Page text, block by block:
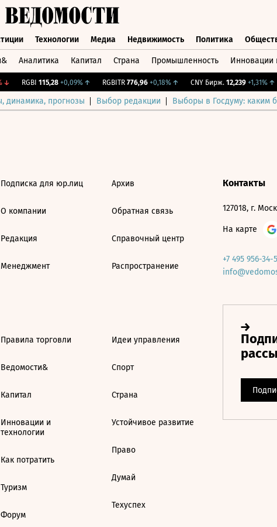
Технологии Медиа Недвижимость Политика
Аналитика Капитал Страна Промышленность Инновации
RGBI 115,28 +0,09%↑ RGBITR 776,96 +0,18%↑ CNY Бирж. 12,239 +1,31%↑
динамика, прогнозы Выбор редакции Выборы в Госдуму: каким
Подписка для юр.лиц
О компании
Редакция
Менеджмент
Архив
Обратная связь
Справочный центр
Распространение
Правила торговли
Ведомости&
Капитал
Инновации и
технологии
Как потратить
Туризм
Форум
Идеи управления
Спорт
Страна
Устойчивое развитие
Право
Думай
Техуспех
Контакты
127018, г.
На карте
+7 495 956-34-